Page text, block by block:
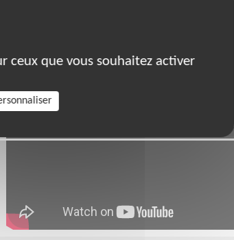
ceux que vous souhaitez activer